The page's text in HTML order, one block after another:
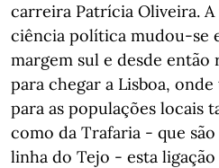
carreira Patrícia Oliveira.
ciência política mudou-se
margem sul e desde então
para chegar a Lisboa,
para as populações locais
como da Trafaria - que são
linha do Tejo - esta